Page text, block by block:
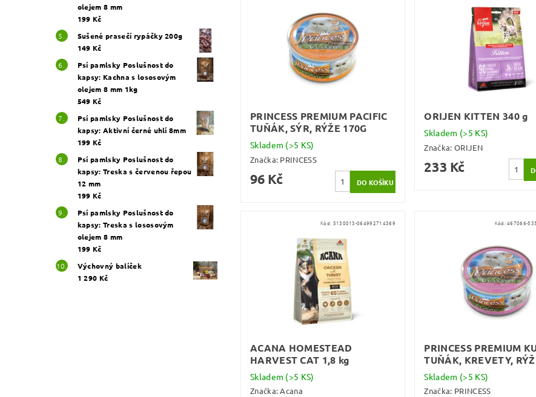
olejem 8 mm
199 Kč
Sušené prasečí rypáčky 200g
149 Kč
Psí pamlsky Poslušnost do
kapsy: Kachna s lososovým
olejem 8 mm 1kg
549 Kč
Psí pamlsky Poslušnost do
kapsy: Aktivní černé uhlí 8mm
199 Kč
Psí pamlsky Poslušnost do
kapsy: Treska s červenou řepou
12 mm
199 Kč
Psí pamlsky Poslušnost do
kapsy: Treska s lososovým
olejem 8 mm
199 Kč
Výchovný balíček
1 290 Kč
PRINCESS PREMIUM PACIFIC
TUŇÁK, SÝR, RÝŽE 170G
Skladem (>5 KS)
Značka: PRINCESS
96 Kč
ORIJEN KITTEN 340 g
Skladem (>5 KS)
Značka:ORIJEN
233 Kč
Kód: 5130013-064992714369
ACANA HOMESTEAD
HARVEST CAT 1,8 kg
Skladem (>5 KS)
Značka:Acana
Kód:467066-
PRINCESS PREMIUM
TUŇÁK, KREVETY,
Skladem (>5 KS)
Značka: PRINCESS